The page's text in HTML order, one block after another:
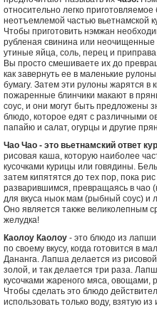
относительно легко
неотъемлемой частью вьетнамской
Чтобы приготовить нэмжан
рубленая свинина или неочищенные
утиные яйца, соль, перец и
Вы просто смешиваете их до
как завернуть ее в маленькие
бумагу. Затем эти рулоны жарятся в
пожаренные блинчики макают в
соус, и они могут быть предложены
блюдо, которое едят с различными
папайю и салат, огурцы и другие
Чао Чао - это вьетнамский ответ
рисовая каша, которую наиболее
кусочками курицы или говядины.
затем кипятятся до тех пор, пока
разварившимся, превращаясь в чао
для вкуса ныок мам (рыбный соус) и
Оно является также великолепным
желудка!
Каолоу Каолоу - это блюдо из
по своему вкусу, когда готовится в
Дананга. Лапша делается из
золой, и так делается три раза.
кусочками жареного мяса, овощами,
Чтобы сделать это блюдо
использовать только воду, взятую